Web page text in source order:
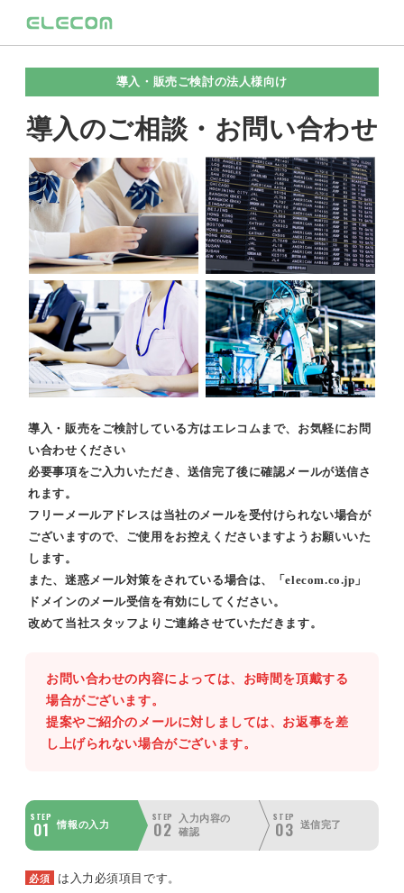
導入・販売ご検討の法人様向け
導入のご相談・お問い合わせ
導入・販売をご検討している方はエレコムまで、お気軽にお問
い合わせください
必要事項をご入力いただき、送信完了後に確認メールが送信さ
れます。
フリーメールアドレスは当社のメールを受付けられない場合が
ございますので、ご使用をお控えくださいますようお願いいた
します。
また、迷惑メール対策をされている場合は、「elecom.co.jp」
ドメインのメール受信を有効にしてください。
改めて当社スタッフよりご連絡させていただきます。
お問い合わせの内容によっては、お時間を頂戴する
場合がございます。
提案やご紹介のメールに対しましては、お返事を差
し上げられない場合がございます。
STEP
01 情報の入力
STEP
02
入力内容の
確認
STEP
03 送信完了
必須 は入力必須項目です。